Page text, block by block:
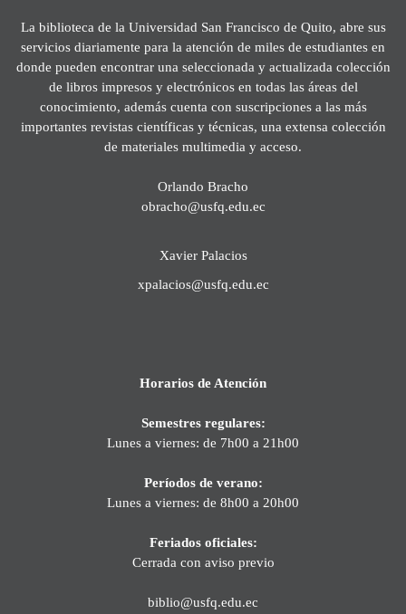
La biblioteca de la Universidad San Francisco de Quito, abre sus
servicios diariamente para la atención de miles de estudiantes en
donde pueden encontrar una seleccionada y actualizada colección
de libros impresos y electrónicos en todas las áreas del
conocimiento, además cuenta con suscripciones a las más
importantes revistas científicas y técnicas, una extensa colección
de materiales multimedia y acceso.
Orlando Bracho
obracho@usfq.edu.ec
Xavier Palacios
xpalacios@usfq.edu.ec
Horarios de Atención
Semestres regulares:
Lunes a viernes: de 7h00 a 21h00
Períodos de verano:
Lunes a viernes: de 8h00 a 20h00
Feriados oficiales:
Cerrada con aviso previo
biblio@usfq.edu.ec